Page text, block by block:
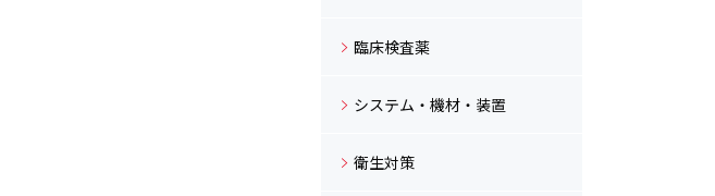
臨床検査薬
システム・機材・装置
衛生対策